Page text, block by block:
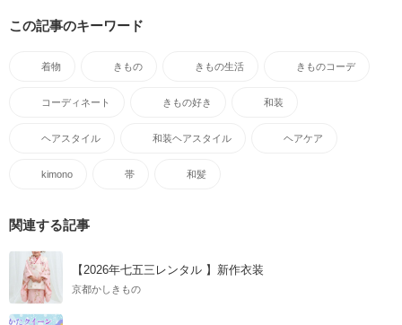
この記事のキーワード
着物 きもの きもの生活 きものコーデ
コーディネート きもの好き 和装
ヘアスタイル 和装ヘアスタイル ヘアケア
kimono 帯 和髪
関連する記事
【2026年七五三レンタル 】新作衣装
京都かしきもの